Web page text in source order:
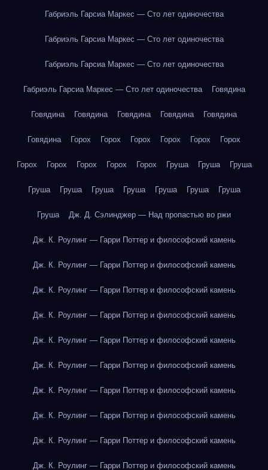
Габриэль Гарсиа Маркес — Сто лет одиночества
Габриэль Гарсиа Маркес — Сто лет одиночества
Габриэль Гарсиа Маркес — Сто лет одиночества
Габриэль Гарсиа Маркес — Сто лет одиночества Говядина
Говядина Говядина Говядина Говядина Говядина
Говядина Горох Горох Горох Горох Горох Горох
Горох Горох Горох Горох Горох Груша Груша Груша
Груша Груша Груша Груша Груша Груша Груша
Груша Дж. Д. Сэлинджер — Над пропастью во ржи
Дж. К. Роулинг — Гарри Поттер и философский камень
Дж. К. Роулинг — Гарри Поттер и философский камень
Дж. К. Роулинг — Гарри Поттер и философский камень
Дж. К. Роулинг — Гарри Поттер и философский камень
Дж. К. Роулинг — Гарри Поттер и философский камень
Дж. К. Роулинг — Гарри Поттер и философский камень
Дж. К. Роулинг — Гарри Поттер и философский камень
Дж. К. Роулинг — Гарри Поттер и философский камень
Дж. К. Роулинг — Гарри Поттер и философский камень
Дж. К. Роулинг — Гарри Поттер и философский камень